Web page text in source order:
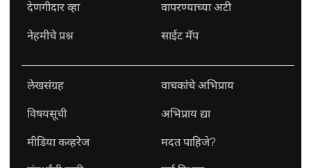
देणगीदार व्हा वापरण्याच्या अटी
नेहमीचे प्रश्न साईट मॅप
लेखसंग्रह वाचकांचे अभिप्राय
विषयसूची अभिप्राय द्या
मीडिया कव्हरेज मदत पाहिजे?